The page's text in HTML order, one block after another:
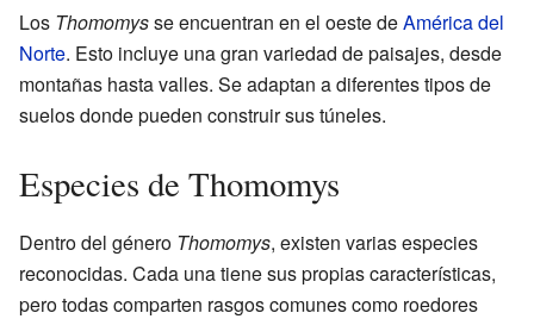
Los Thomomysse encuentran en el oeste deAmérica del
Norte. Esto incluye una gran variedad de paisajes, desde
montañas hasta valles. Se adaptan a diferentes tipos de
suelos donde pueden construir sus túneles.
Especies de Thomomys
Dentro del género Thomomys, existen varias especies
reconocidas. Cada una tiene sus propias características,
pero todas comparten rasgos comunes como roedores